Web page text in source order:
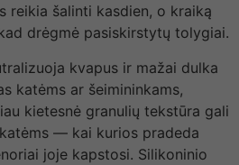
reikia šalinti kasdien, o kraiką
drėgmė pasiskirstytų tolygiai.
kvapus ir mažai dulka
katėms ar šeimininkams,
kietesnė granulių tekstūra gali
— kai kurios pradeda
joje kapstosi. Silikoninio